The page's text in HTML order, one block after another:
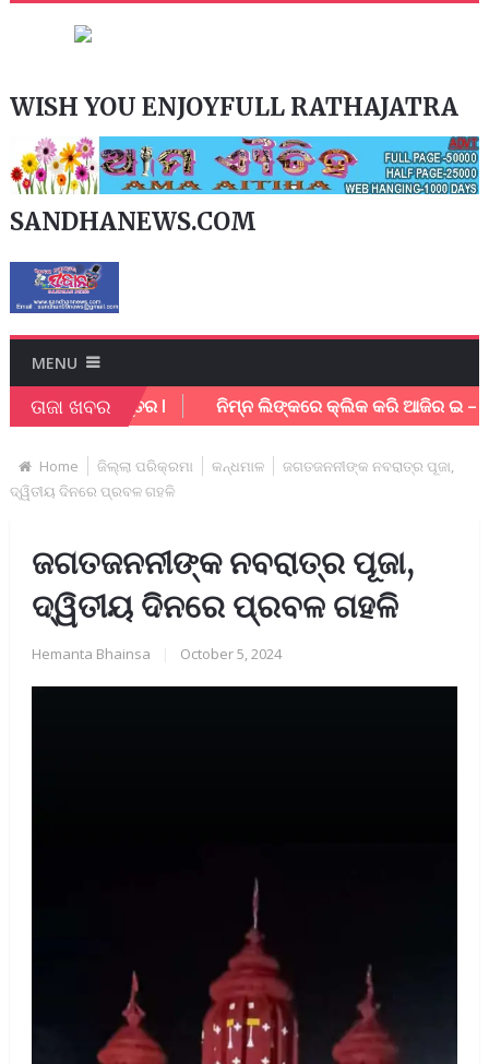
WISH YOU ENJOYFULL RATHAJATRA
SANDHANEWS.COM
MENU
ତାଜା ଖବର
ଗୁରୁତର l ନିମ୍ନ ଲିଙ୍କରେ କ୍ଲିକ କରି ଆଜିର ଇ – ପେପର
Home ଜିଲ୍ଲା ପରିକ୍ରମା କନ୍ଧମାଳ
ଜଗତଜନନୀଙ୍କ ନବରାତ୍ର ପୂଜା,
ଦ୍ୱିତୀୟ ଦିନରେ ପ୍ରବଳ ଗହଳି
ଜଗତଜନନୀଙ୍କ ନବରାତ୍ର ପୂଜା,
ଦ୍ୱିତୀୟ ଦିନରେ ପ୍ରବଳ ଗହଳି
Hemanta Bhainsa October 5, 2024